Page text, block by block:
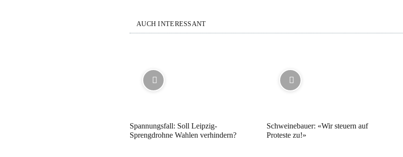
AUCH INTERESSANT
Spannungsfall: Soll Leipzig-
Sprengdrohne Wahlen verhindern?
Schweinebauer: «Wir steuern auf
Proteste zu!»